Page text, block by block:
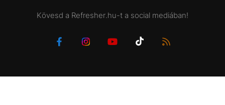
Kövesd a Refresher.hu-t a social mediában!